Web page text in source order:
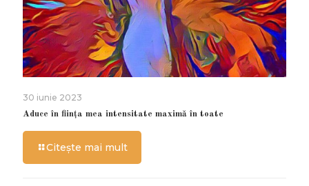
30 iunie 2023
Aduce în ființa mea intensitate maximă în toate
Citește mai mult